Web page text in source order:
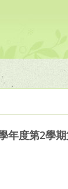
年度第2學